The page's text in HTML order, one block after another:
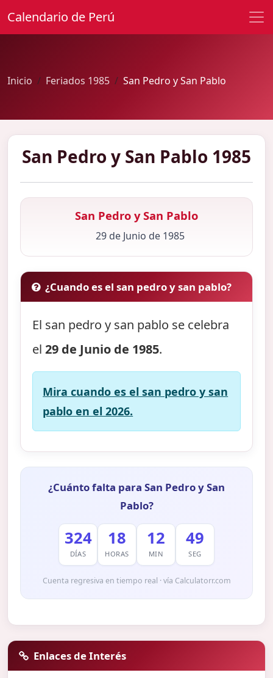
Calendario de Perú
Inicio Feriados 1985 San Pedro y San Pablo
San Pedro y San Pablo 1985
San Pedro y San Pablo
29 de Junio de 1985
¿Cuando es el san pedro y san pablo?
El san pedro y san pablo se celebra
el29 de Junio de 1985.
Mira cuando es el san pedro y san
pablo en el 2026.
¿Cuánto falta para San Pedro y San
Pablo?
324
DÍAS
18
HORAS
12
MIN
48
SEG
Cuenta regresiva en tiempo real · vía Calculatorr.com
Enlaces de Interés